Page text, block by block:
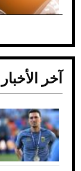
ضعف تبريد
الأسباب
آخر الأخبار